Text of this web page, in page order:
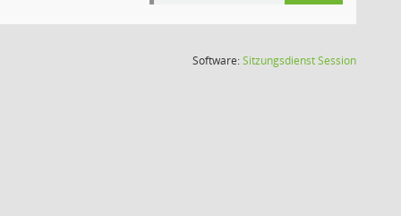
Software:SitzungsdienstSession(Wird in